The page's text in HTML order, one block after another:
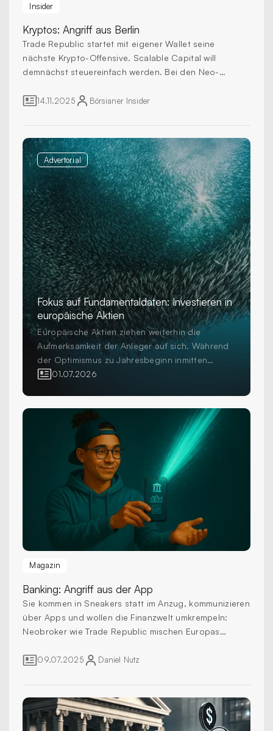
Insider
Kryptos: Angriff aus Berlin
Trade Republic startet mit eigener Wallet seine
nächste Krypto-Offensive. Scalable Capital will
demnächst steuereinfach werden. Bei den Neo-
14.11.2025 Börsianer Insider
Advertorial
Fokus auf Fundamentaldaten: Investieren in
europäische Aktien
Europäische Aktien ziehen weiterhin die
Aufmerksamkeit der Anleger auf sich. Während
der Optimismus zu Jahresbeginn inmitten
erhöhter Volatilität und geopolitischer
als wichtigen Bestandteil diversifizierter
Aktienportfolios. Die Frage für professionelle
Anleger ist nicht mehr, ob sie in Europa
investieren sollen, sondern wie sie dies tun.
01.07.2026
Magazin
Banking:Angriff aus der App
Sie kommen in Sneakers statt im Anzug, kommunizieren
über Apps und wollen die Finanzwelt umkrempeln:
Neobroker wie Trade Republic mischen Europas
echte Konkurrenz für Filiale, Kundenberater und
09.07.2025 Daniel Nutz